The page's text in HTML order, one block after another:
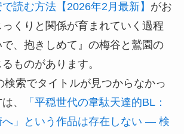
読む方法【2026年2月最新】 がお
くりと関係が育まれていく過程
、抱きしめて』の梅谷と鷲園の
ものがあります。
検索でタイトルが見つからなかっ
、
「平穏世代の韋駄天達的BL：
へ」という作品は存在しない — 検